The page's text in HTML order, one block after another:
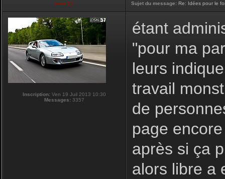
touti-17 Sujet du message: Re: Idées pour le
Inscription: Ven 19 Juil 2013 10:30
Messages: 3357
étant
"pour ma
leurs
travail
de
page
après si ça
alors libre a